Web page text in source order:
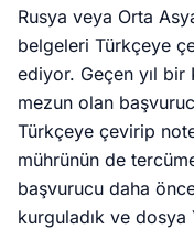
Rusya veya Orta
belgeleri Türkçeye
ediyor. Geçen yıl
mezun olan
Türkçeye çevirip
mührünün de
başvurucu daha
kurguladık ve